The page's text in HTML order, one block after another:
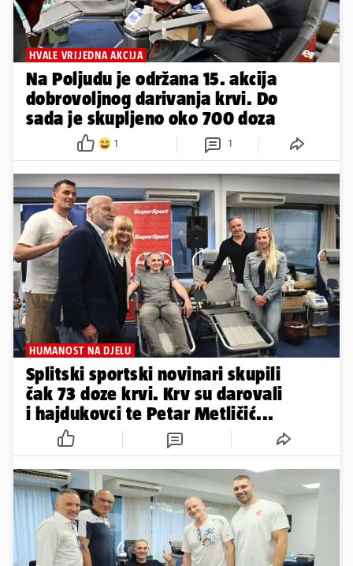
HVALE VRIJEDNA AKCIJA
Na Poljudu je održana 15. akcija
dobrovoljnog darivanja krvi. Do
sada je skupljeno oko 700 doza
1 1
HUMANOST NA DJELU
Splitski sportski novinari skupili
čak 73 doze krvi. Krv su darovali
i hajdukovci te Petar Metličić...